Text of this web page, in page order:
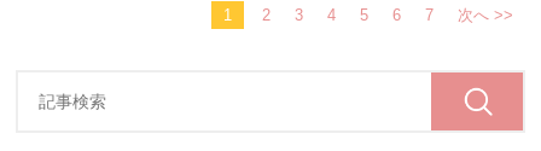
1 2 3 4 5 6 7 次へ >>